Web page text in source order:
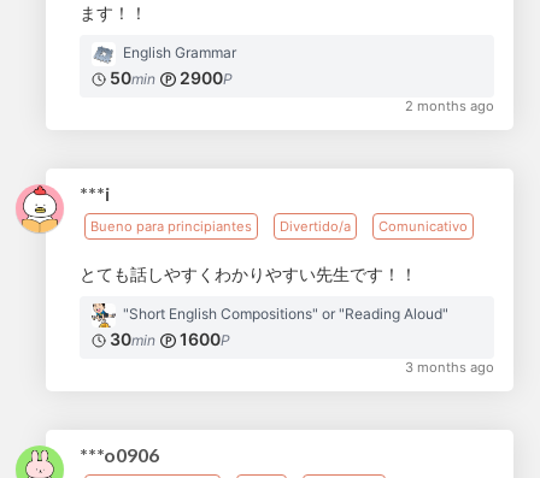
ます！！
English Grammar
50min 2900P
2 months ago
***i
Bueno para principiantes Divertido/a Comunicativo
とても話しやすくわかりやすい先生です！！
"Short English Compositions" or "Reading Aloud"
30min 1600P
3 months ago
***o0906